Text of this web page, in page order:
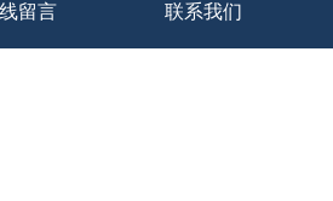
留言 联系我们